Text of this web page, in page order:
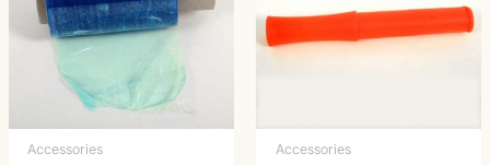
Accessories
Accessories